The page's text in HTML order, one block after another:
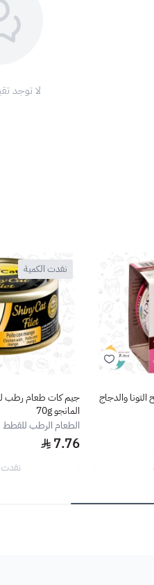
لا توجد
والدجاج
نفدت الكمية
جيم كات طعام رطب
المانجو 70g
الطعام الرطب للقطط
7.76
نفدت